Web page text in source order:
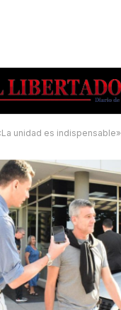
unidad es indispensable»